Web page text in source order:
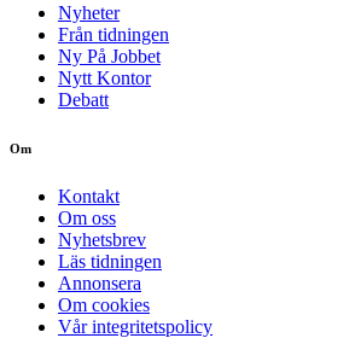
Nyheter
Från tidningen
Ny På Jobbet
Nytt Kontor
Debatt
Om
Kontakt
Om oss
Nyhetsbrev
Läs tidningen
Annonsera
Om cookies
Vår integritetspolicy